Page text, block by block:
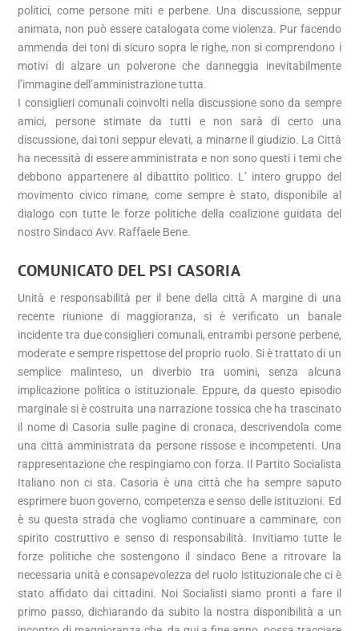
politici, come persone miti e perbene. Una discussione, seppur
animata, non può essere catalogata come violenza. Pur facendo
ammenda dei toni di sicuro sopra le righe, non si comprendono i
motivi di alzare un polverone che danneggia inevitabilmente
l’immagine dell’amministrazione tutta.
I consiglieri comunali coinvolti nella discussione sono da sempre
amici, persone stimate da tutti e non sarà di certo una
discussione, dai toni seppur elevati, a minarne il giudizio. La Città
ha necessità di essere amministrata e non sono questi i temi che
debbono appartenere al dibattito politico. L’ intero gruppo del
movimento civico rimane, come sempre è stato, disponibile al
dialogo con tutte le forze politiche della coalizione guidata del
nostro Sindaco Avv. Raffaele Bene.
COMUNICATO DEL PSI CASORIA
Unità e responsabilità per il bene della città A margine di una
recente riunione di maggioranza, si è verificato un banale
incidente tra due consiglieri comunali, entrambi persone perbene,
moderate e sempre rispettose del proprio ruolo. Si è trattato di un
semplice malinteso, un diverbio tra uomini, senza alcuna
implicazione politica o istituzionale. Eppure, da questo episodio
marginale si è costruita una narrazione tossica che ha trascinato
il nome di Casoria sulle pagine di cronaca, descrivendola come
una città amministrata da persone rissose e incompetenti. Una
rappresentazione che respingiamo con forza. Il Partito Socialista
Italiano non ci sta. Casoria è una città che ha sempre saputo
esprimere buon governo, competenza e senso delle istituzioni. Ed
è su questa strada che vogliamo continuare a camminare, con
spirito costruttivo e senso di responsabilità. Invitiamo tutte le
forze politiche che sostengono il sindaco Bene a ritrovare la
necessaria unità e consapevolezza del ruolo istituzionale che ci è
stato affidato dai cittadini. Noi Socialisti siamo pronti a fare il
primo passo, dichiarando da subito la nostra disponibilità a un